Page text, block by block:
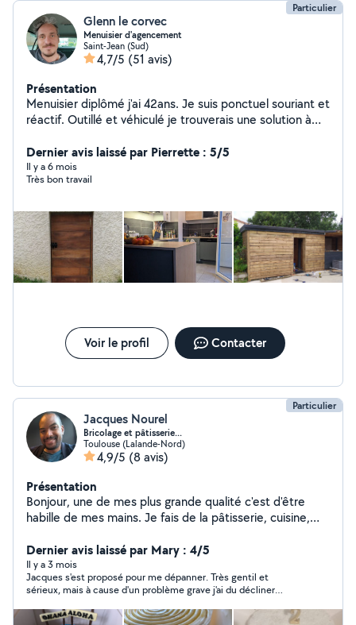
Particulier
Glenn le corvec
Menuisier d'agencement
Saint-Jean (Sud)
4,7/5 (51 avis)
Présentation
Menuisier diplômé j'ai 42ans. Je suis ponctuel souriant et
réactif. Outillé et véhiculé je trouverais une solution à
répondre à tout vos besoins différemment, je suis
toujours ravi de pouvoir échanger sur vos projets . A
bientôt.
Dernier avis laissé par Pierrette : 5/5
Il y a 6 mois
Très bon travail
Voir le profil Contacter
Particulier
Jacques Nourel
Bricolage et pâtisserie...
Toulouse (Lalande-Nord)
4,9/5 (8 avis)
Présentation
Bonjour, une de mes plus grande qualité c'est d'être
habille de mes mains. Je fais de la pâtisserie, cuisine,
claquées, réparation de tout type (meuble,
électroménager,...), couture, décoration mural, cuisine,
pâtisserie, peinture, jardinage... Je suis un touche à tous
et un passionné.
Dernier avis laissé par Mary : 4/5
Il y a 3 mois
Jacques s'est proposé pour me dépanner. Très gentil et
sérieux, mais à cause d'un problème grave j'ai du décliner
son efficacité, sérieux, et à petit prix. Mais sur Allo voisins.. On